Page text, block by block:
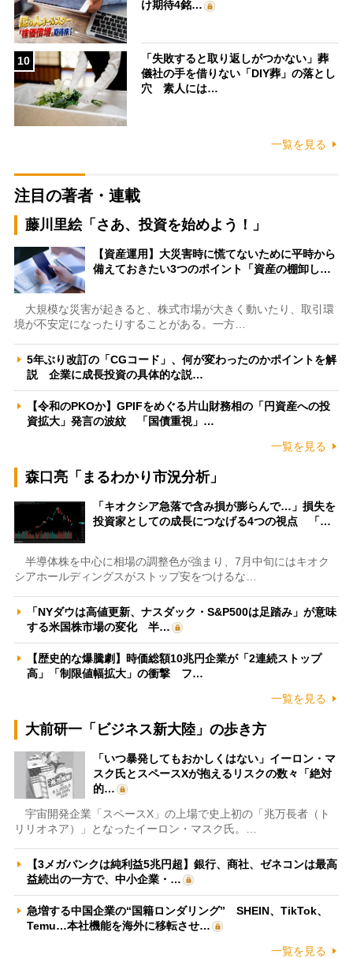
け期待4銘…
10
「失敗すると取り返しがつかない」葬
儀社の手を借りない「DIY葬」の落とし
穴 素人には…
一覧を見る
注目の著者・連載
藤川里絵「さあ、投資を始めよう！」
【資産運用】大災害時に慌てないために平時から
備えておきたい3つのポイント「資産の棚卸し…
大規模な災害が起きると、株式市場が大きく動いたり、取引環
境が不安定になったりすることがある。一方…
5年ぶり改訂の「CGコード」、何が変わったのかポイントを解
説 企業に成長投資の具体的な説…
【令和のPKOか】GPIFをめぐる片山財務相の「円資産への投
資拡大」発言の波紋 「国債重視」…
一覧を見る
森口亮「まるわかり市況分析」
「キオクシア急落で含み損が膨らんで…」損失を
投資家としての成長につなげる4つの視点 「…
半導体株を中心に相場の調整色が強まり、7月中旬にはキオク
シアホールディングスがストップ安をつけるな…
「NYダウは高値更新、ナスダック・S&P500は足踏み」が意味
する米国株市場の変化 半…
【歴史的な爆騰劇】時価総額10兆円企業が「2連続ストップ
高」「制限値幅拡大」の衝撃 フ…
一覧を見る
大前研一「ビジネス新大陸」の歩き方
「いつ暴発してもおかしくはない」イーロン・マ
スク氏とスペースXが抱えるリスクの数々「絶対
的…
宇宙開発企業「スペースX」の上場で史上初の「兆万長者（ト
リリオネア）」となったイーロン・マスク氏。…
【3メガバンクは純利益5兆円超】銀行、商社、ゼネコンは最高
益続出の一方で、中小企業・…
急増する中国企業の“国籍ロンダリング” SHEIN、TikTok、
Temu…本社機能を海外に移転させ…
一覧を見る